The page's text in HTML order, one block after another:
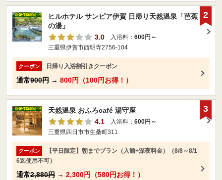
ヒルホテル サンピア伊賀 日帰り天然温泉「芭蕉
の湯」
3.0
入浴料： 600円～
三重県伊賀市西明寺2756-104
クーポン 日帰り入浴割引きクーポン
通常900円 → 800円（100円お得！）
2
天然温泉 おふろcafé 湯守座
4.1
入浴料： 600円～
三重県四日市市生桑町311
クーポン
【平日限定】朝までプラン（入館+深夜料金）（8/8～8/1
6迄使用不可）
通常2,880円 → 2,300円（580円お得！）
3